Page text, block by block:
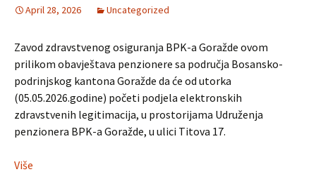
April 28, 2026 Uncategorized
Zavod zdravstvenog osiguranja BPK-a Goražde ovom
prilikom obavještava penzionere sa područja Bosansko-
podrinjskog kantona Goražde da će od utorka
(05.05.2026.godine) početi podjela elektronskih
zdravstvenih legitimacija, u prostorijama Udruženja
penzionera BPK-a Goražde, u ulici Titova 17.
Više